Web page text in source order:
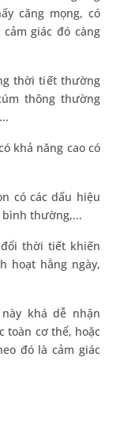
căng mọng, có
giác đó càng
thời tiết thường
thông thường
khả năng cao có
có các dấu hiệu
thường,...
thời tiết khiến
hoạt hằng ngày,
khá dễ nhận
toàn cơ thể, hoặc
đó là cảm giác